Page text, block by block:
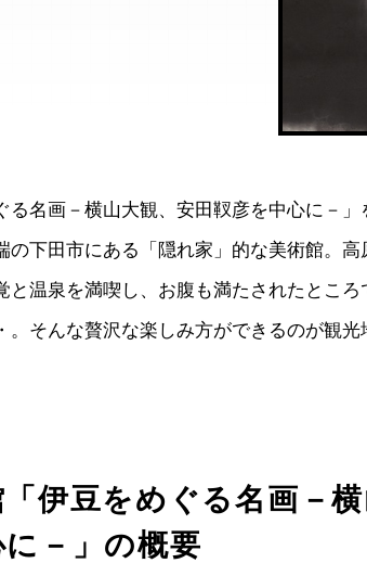
る名画－横山大観、安田靫彦を中心に－」
の下田市にある「隠れ家」的な美術館。
と温泉を満喫し、お腹も満たされたとこ
。そんな贅沢な楽しみ方ができるのが観
伊豆をめぐる名画－横
－」の概要